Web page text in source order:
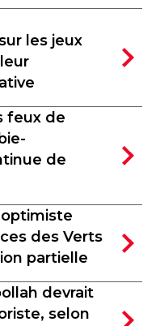
les jeux
feux de
de
des Verts
partielle
devrait
selon